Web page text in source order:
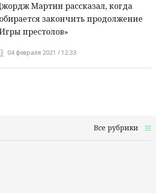
Мартин рассказал, когда
закончить продолжение
престолов»
04 февраля 2021 / 12:33
Все рубрики